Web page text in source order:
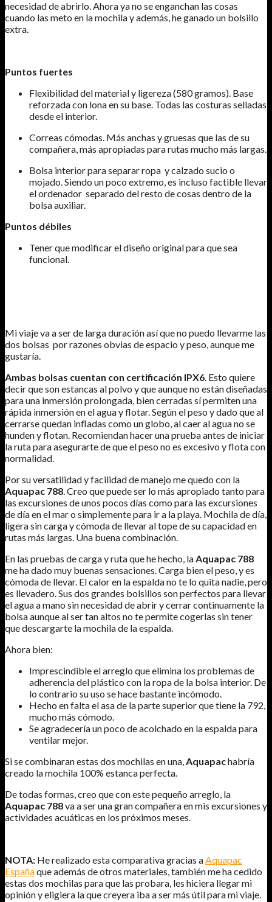
necesidad de abrirlo. Ahora ya no se enganchan las cosas
cuando las meto en la mochila y además, he ganado un bolsillo
extra.
Puntos fuertes
Flexibilidad del material y ligereza (580 gramos). Base
reforzada con lona en su base. Todas las costuras selladas
desde el interior.
Correas cómodas. Más anchas y gruesas que las de su
compañera, más apropiadas para rutas mucho más largas.
Bolsa interior para separar ropa y calzado sucio o
mojado. Siendo un poco extremo, es incluso factible llevar
el ordenador separado del resto de cosas dentro de la
bolsa auxiliar.
Puntos débiles
Tener que modificar el diseño original para que sea
funcional.
Mi viaje va a ser de larga duración así que no puedo llevarme las
dos bolsas por razones obvias de espacio y peso, aunque me
gustaría.
Ambas bolsas cuentan con certificación IPX6 . Esto quiere
decir que son estancas al polvo y que aunque no están diseñadas
para una inmersión prolongada, bien cerradas sí permiten una
rápida inmersión en el agua y flotar. Según el peso y dado que al
cerrarse quedan infladas como un globo, al caer al agua no se
hunden y flotan. Recomiendan hacer una prueba antes de iniciar
la ruta para asegurarte de que el peso no es excesivo y flota con
normalidad.
Por su versatilidad y facilidad de manejo me quedo con la
Aquapac 788 . Creo que puede ser lo más apropiado tanto para
las excursiones de unos pocos días como para las excursiones
de día en el mar o simplemente para ir a la playa. Mochila de día,
ligera sin carga y cómoda de llevar al tope de su capacidad en
rutas más largas. Una buena combinación.
En las pruebas de carga y ruta que he hecho, la Aquapac 788
me ha dado muy buenas sensaciones. Carga bien el peso, y es
cómoda de llevar. El calor en la espalda no te lo quita nadie, pero
es llevadero. Sus dos grandes bolsillos son perfectos para llevar
el agua a mano sin necesidad de abrir y cerrar continuamente la
bolsa aunque al ser tan altos no te permite cogerlas sin tener
que descargarte la mochila de la espalda.
Ahora bien:
Imprescindible el arreglo que elimina los problemas de
adherencia del plástico con la ropa de la bolsa interior. De
lo contrario su uso se hace bastante incómodo.
Hecho en falta el asa de la parte superior que tiene la 792,
mucho más cómodo.
Se agradecería un poco de acolchado en la espalda para
ventilar mejor.
Si se combinaran estas dos mochilas en una, Aquapachabría
creado la mochila 100% estanca perfecta.
De todas formas, creo que con este pequeño arreglo, la
Aquapac 788va a ser una gran compañera en mis excursiones y
actividades acuáticas en los próximos meses.
NOTA: He realizado esta comparativa gracias a Aquapac
Españaque además de otros materiales, también me ha cedido
estas dos mochilas para que las probara, les hiciera llegar mi
opinión y eligiera la que creyera iba a ser más útil para mi viaje.